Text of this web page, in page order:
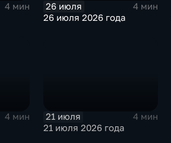
4 мин
26 июля
4 мин
26 июля 2026 года
4 мин
21 июля
4 мин
21 июля 2026 года